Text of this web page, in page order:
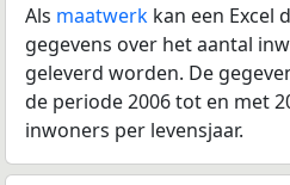
Als maatwerk kan een Excel
gegevens over het aantal
geleverd worden. De
de periode 2006 tot en met
inwoners per levensjaar.